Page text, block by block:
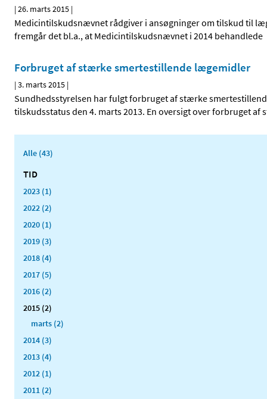
|26. marts 2015 |
Medicintilskudsnævnet rådgiver i ansøgninger om tilskud til
fremgår det bl.a., at Medicintilskudsnævnet i 2014 behandlede
Forbruget af stærke smertestillende lægemidler
|3. marts 2015 |
Sundhedsstyrelsen har fulgt forbruget af stærke
tilskudsstatus den 4. marts 2013. En oversigt over forbruget
Alle (43)
TID
2023 (1)
2022 (2)
2020 (1)
2019 (3)
2018 (4)
2017 (5)
2016 (2)
2015 (2)
marts (2)
2014 (3)
2013 (4)
2012 (1)
2011 (2)